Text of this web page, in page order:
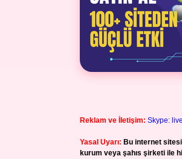
Reklam ve İletişim: Skype:
Yasal Uyarı: Bu internet
kurum veya şahıs şirketi ile